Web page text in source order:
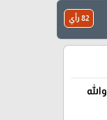
82 رأي